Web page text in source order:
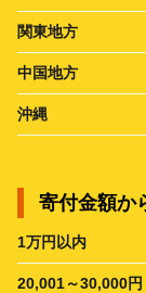
関東地方
中国地方
沖縄
寄付金額か
1万円以内
20,001～30,000円